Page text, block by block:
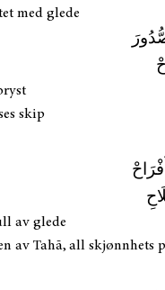
med glede
skip
av glede
av Tahā, all skjønnhets